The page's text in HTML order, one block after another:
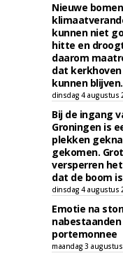
Nieuwe
kunnen niet
hitte en
daarom
dat
kunnen blijven.
dinsdag 4 augustus
Bij de ingang
Groningen is
plekken
gekomen.
versperren
dat de boom
dinsdag 4 augustus
Emotie na
portemonnee
maandag 3 augustus